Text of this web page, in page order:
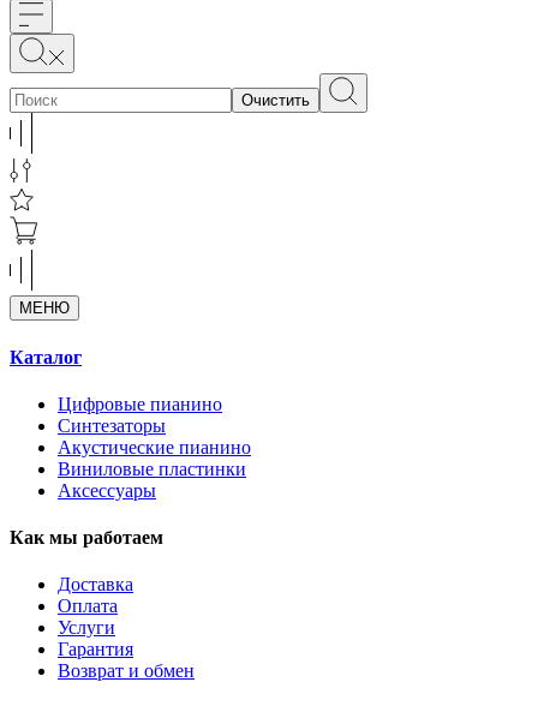
Очистить
МЕНЮ
Каталог
Цифровые пианино
Синтезаторы
Акустические пианино
Виниловые пластинки
Аксессуары
Как мы работаем
Доставка
Оплата
Услуги
Гарантия
Возврат и обмен